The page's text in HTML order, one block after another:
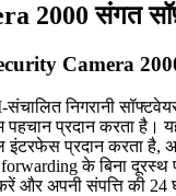
2000 संगत
Camera
निगरानी सॉफ्टवेयर
प्रदान करता है।
इंटरफेस प्रदान करता है,
के बिना दूरस्थ
और अपनी संपत्ति की 24